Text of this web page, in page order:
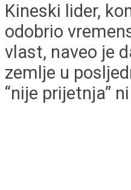
Kineski lider,
odobrio
vlast, naveo je
zemlje u
“nije prijetnja”